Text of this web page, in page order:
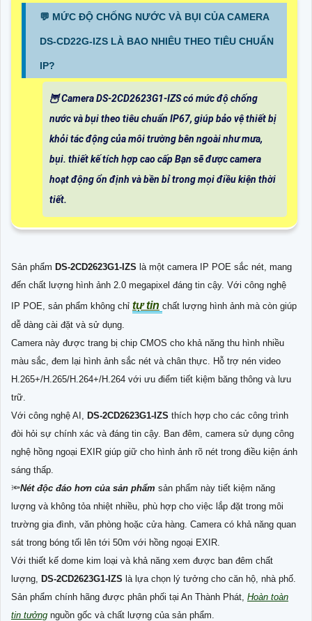
️💬 MỨC ĐỘ CHỐNG NƯỚC VÀ BỤI CỦA CAMERA
DS-CD22G-IZS LÀ BAO NHIÊU THEO TIÊU CHUẨN
IP?
🦉 Camera DS-2CD2623G1-IZS có mức độ chống
nước và bụi theo tiêu chuẩn IP67, giúp bảo vệ thiết bị
khỏi tác động của môi trường bên ngoài như mưa,
bụi. thiết kế tích hợp cao cấp Bạn sẽ được camera
hoạt động ổn định và bền bỉ trong mọi điều kiện thời
tiết.
Sản phẩm DS-2CD2623G1-IZS là một camera IP POE sắc nét, mang
đến chất lượng hình ảnh 2.0 megapixel đáng tin cậy. Với công nghệ
IP POE, sản phẩm không chỉ tự tin chất lượng hình ảnh mà còn giúp
dễ dàng cài đặt và sử dụng.
Camera này được trang bị chip CMOS cho khả năng thu hình nhiều
màu sắc, đem lại hình ảnh sắc nét và chân thực. Hỗ trợ nén video
H.265+/H.265/H.264+/H.264 với ưu điểm tiết kiệm băng thông và lưu
trữ.
Với công nghệ AI, DS-2CD2623G1-IZS thích hợp cho các công trình
đòi hỏi sự chính xác và đáng tin cậy. Ban đêm, camera sử dụng công
nghệ hồng ngoại EXIR giúp giữ cho hình ảnh rõ nét trong điều kiện ánh
sáng thấp.
🔦Nét độc đáo hơn của sản phẩm sản phẩm này tiết kiệm năng
lượng và không tỏa nhiệt nhiều, phù hợp cho việc lắp đặt trong môi
trường gia đình, văn phòng hoặc cửa hàng. Camera có khả năng quan
sát trong bóng tối lên tới 50m với hồng ngoại EXIR.
Với thiết kế dome kim loại và khả năng xem được ban đêm chất
lượng, DS-2CD2623G1-IZS là lựa chọn lý tưởng cho căn hộ, nhà phố.
Sản phẩm chính hãng được phân phối tại An Thành Phát, Hoàn toàn
tin tưởng nguồn gốc và chất lượng của sản phẩm.